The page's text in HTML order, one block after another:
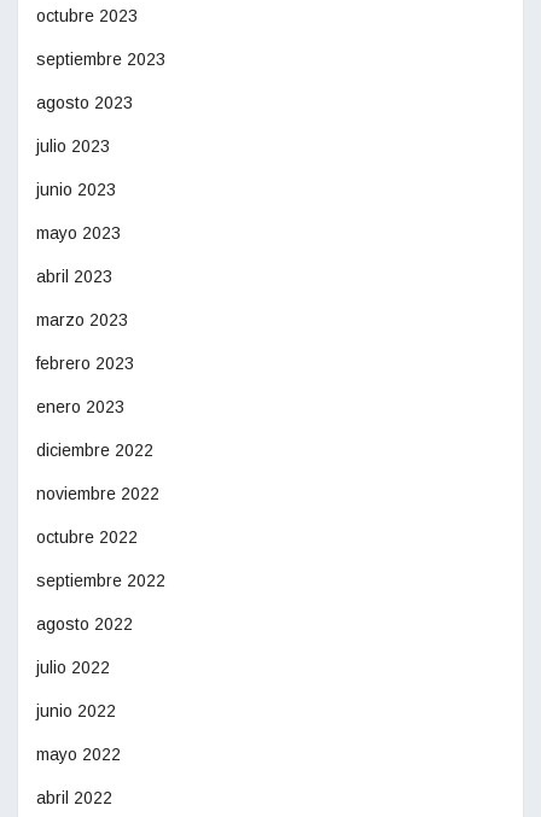
octubre 2023
septiembre 2023
agosto 2023
julio 2023
junio 2023
mayo 2023
abril 2023
marzo 2023
febrero 2023
enero 2023
diciembre 2022
noviembre 2022
octubre 2022
septiembre 2022
agosto 2022
julio 2022
junio 2022
mayo 2022
abril 2022